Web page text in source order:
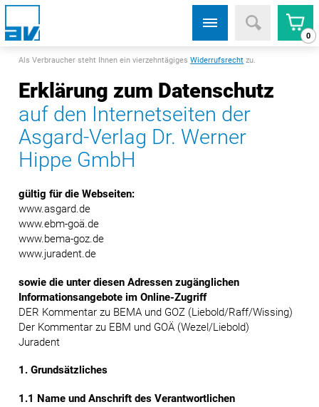
0
Als Verbraucher steht Ihnen ein vierzehntägigesWiderrufsrecht zu.
Erklärung zum Datenschutz
auf den Internetseiten der
Asgard-Verlag Dr. Werner
Hippe GmbH
gültig für die Webseiten:
www.asgard.de
www.ebm-goä.de
www.bema-goz.de
www.juradent.de
sowie die unter diesen Adressen zugänglichen
Informationsangebote im Online-Zugriff
DER Kommentar zu BEMA und GOZ (Liebold/Raff/Wissing)
Der Kommentar zu EBM und GOÄ (Wezel/Liebold)
Juradent
1. Grundsätzliches
1.1 Name und Anschrift des Verantwortlichen